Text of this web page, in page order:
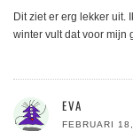
Dit ziet er erg lekker uit.
winter vult dat voor mijn
EVA
FEBRUARI